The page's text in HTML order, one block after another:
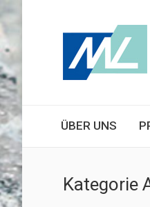
ÜBER UNS
Kategorie